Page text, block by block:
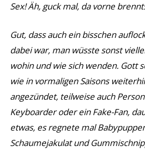
Sex! Äh, guck mal, da vorne
Gut, dass auch ein bisschen
dabei war, man wüsste sonst
wohin und wie sich wenden. Gott
wie in vormaligen Saisons
angezündet, teilweise auch
Keyboarder oder ein Fake-Fan,
etwas, es regnete mal
Schaumejakulat und